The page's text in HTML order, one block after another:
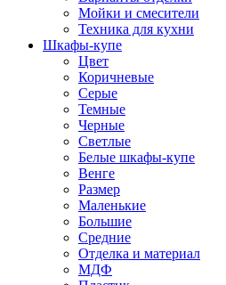
Мойки и смесители
Техника для кухни
Шкафы-купе
Цвет
Коричневые
Серые
Темные
Черные
Светлые
Белые шкафы-купе
Венге
Размер
Маленькие
Большие
Средние
Отделка и материал
МДФ